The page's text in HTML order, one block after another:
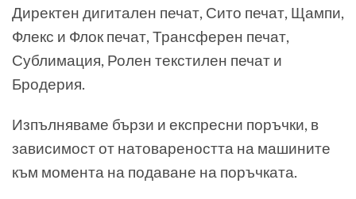
Директен дигитален печат, Сито печат, Щампи,
Флекс и Флок печат, Трансферен печат,
Сублимация, Ролен текстилен печат и
Бродерия.
Изпълняваме бързи и експресни поръчки, в
зависимост от натовареността на машините
към момента на подаване на поръчката.